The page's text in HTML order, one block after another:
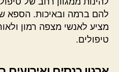
להם ברמה ובאיכות. הספא
מציע לאנשי מצפה רמון
טיפולים.